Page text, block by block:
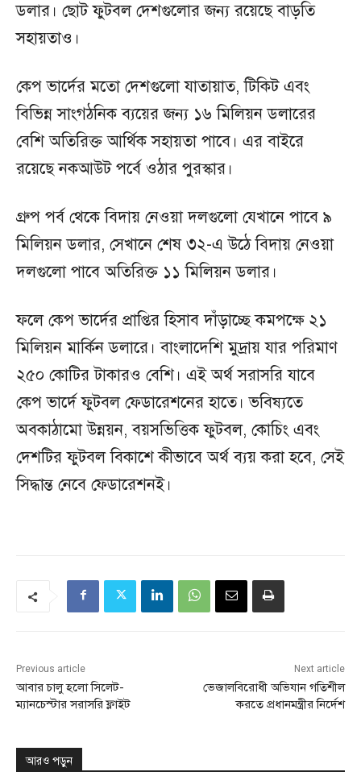
ডলার। ছোট ফুটবল দেশগুলোর জন্য রয়েছে বাড়তি
সহায়তাও।
কেপ ভার্দের মতো দেশগুলো যাতায়াত, টিকিট এবং
বিভিন্ন সাংগঠনিক ব্যয়ের জন্য ১৬ মিলিয়ন ডলারের
বেশি অতিরিক্ত আর্থিক সহায়তা পাবে। এর বাইরে
রয়েছে নকআউট পর্বে ওঠার পুরস্কার।
গ্রুপ পর্ব থেকে বিদায় নেওয়া দলগুলো যেখানে পাবে ৯
মিলিয়ন ডলার, সেখানে শেষ ৩২-এ উঠে বিদায় নেওয়া
দলগুলো পাবে অতিরিক্ত ১১ মিলিয়ন ডলার।
ফলে কেপ ভার্দের প্রাপ্তির হিসাব দাঁড়াচ্ছে কমপক্ষে ২১
মিলিয়ন মার্কিন ডলারে। বাংলাদেশি মুদ্রায় যার পরিমাণ
২৫০ কোটির টাকারও বেশি। এই অর্থ সরাসরি যাবে
কেপ ভার্দে ফুটবল ফেডারেশনের হাতে। ভবিষ্যতে
অবকাঠামো উন্নয়ন, বয়সভিত্তিক ফুটবল, কোচিং এবং
দেশটির ফুটবল বিকাশে কীভাবে অর্থ ব্যয় করা হবে, সেই
সিদ্ধান্ত নেবে ফেডারেশনই।
Previous article
আবার চালু হলো সিলেট-
ম্যানচেস্টার সরাসরি ফ্লাইট
Next article
ভেজালবিরোধী অভিযান গতিশীল
করতে প্রধানমন্ত্রীর নির্দেশ
আরও পড়ুন